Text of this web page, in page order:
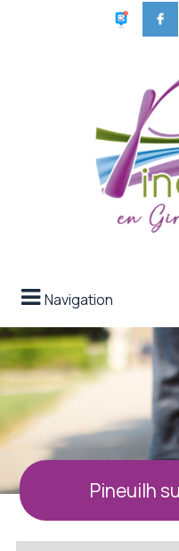
Navigation
Pineuilh